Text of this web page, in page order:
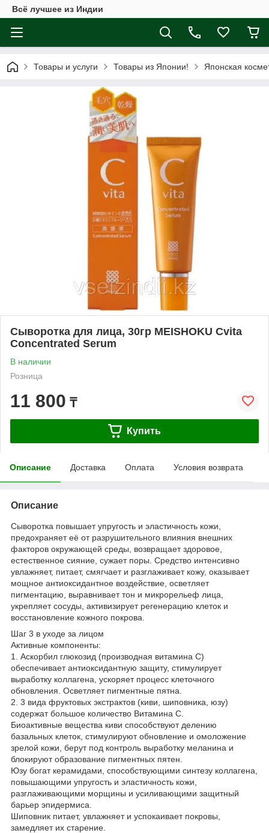
Всё лучшее из Индии
Товары и услуги Товары из Японии! Японская
Сыворотка для лица, 30гр MEISHOKU Cvita
Concentrated Serum
В наличии
Розница
11 800 ₸
Купить
Описание Доставка Оплата Условия возврата
Описание
Сыворотка повышает упругость и эластичность кожи,
предохраняет её от разрушительного влияния внешних
факторов окружающей среды, возвращает здоровое,
естественное сияние, сужает поры. Средство интенсивно
увлажняет, питает, смягчает и разглаживает кожу, оказывает
мощное антиоксидантное воздействие, осветляет
пигментацию, выравнивает тон и микрорельеф лица,
укрепляет сосуды, активизирует регенерацию клеток и
восстановление кожного покрова.
Шаг 3 в уходе за лицом
Активные компоненты:
1. Аскорбил глюкозид (производная витамина С)
обеспечивает антиоксидантную защиту, стимулирует
выработку коллагена, ускоряет процесс клеточного
обновления. Осветляет пигментные пятна.
2. 3 вида фруктовых экстрактов (киви, шиповника, юзу)
содержат большое количество Витамина С.
Биоактивные вещества киви способствуют делению
базальных клеток, стимулируют обновление и омоложение
зрелой кожи, берут под контроль выработку меланина и
блокируют образование пигментных пятен.
Юзу богат керамидами, способствующими синтезу коллагена,
повышающими упругость и эластичность кожи,
разглаживающими морщины и усиливающими защитный
барьер эпидермиса.
Шиповник питает, увлажняет и успокаивает покровы,
замедляет их старение.